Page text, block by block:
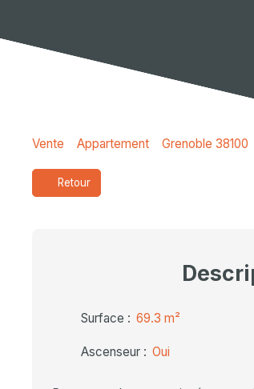
Vente Appartement Grenoble 38100
Retour
Surface : 69.3 m²
Ascenseur : Oui